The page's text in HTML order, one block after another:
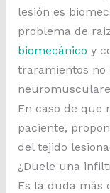
lesión es
problema de
biomecánico y
traramientos no
En caso de que
paciente,
del tejido
¿Duele una
Es la duda más